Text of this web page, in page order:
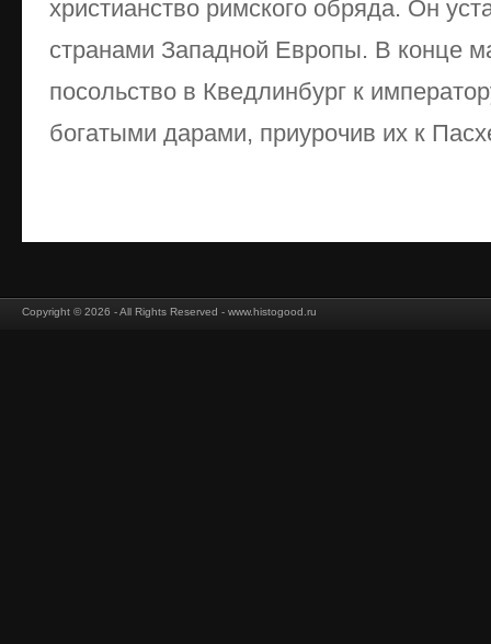
христианство римского обряда. Он
странами Западной Европы. В конце
посольство в Кведлинбург к
богатыми дарами, приурочив их к
Copyright © 2026 - All Rights Reserved - www.histogood.ru